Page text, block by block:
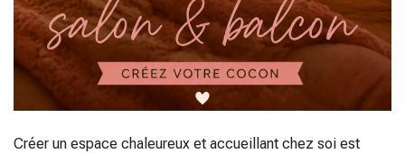
Créer un espace chaleureux et accueillant chez soi est